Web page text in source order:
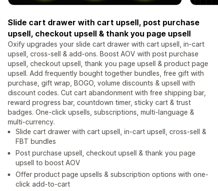
Slide cart drawer with cart upsell, post purchase
upsell, checkout upsell & thank you page upsell
Oxify upgrades your slide cart drawer with cart upsell, in-cart
upsell, cross-sell & add-ons. Boost AOV with post purchase
upsell, checkout upsell, thank you page upsell & product page
upsell. Add frequently bought together bundles, free gift with
purchase, gift wrap, BOGO, volume discounts & upsell with
discount codes. Cut cart abandonment with free shipping bar,
reward progress bar, countdown timer, sticky cart & trust
badges. One-click upsells, subscriptions, multi-language &
multi-currency.
Slide cart drawer with cart upsell, in-cart upsell, cross-sell &
FBT bundles
Post purchase upsell, checkout upsell & thank you page
upsell to boost AOV
Offer product page upsells & subscription options with one-
click add-to-cart